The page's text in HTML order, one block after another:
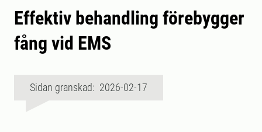
Effektiv behandling förebygger
fång vid EMS
Sidan granskad: 2026-02-17